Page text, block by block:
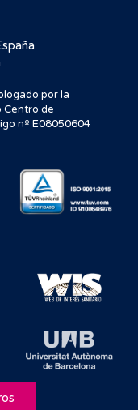
por la
Centro de
nº E08050604